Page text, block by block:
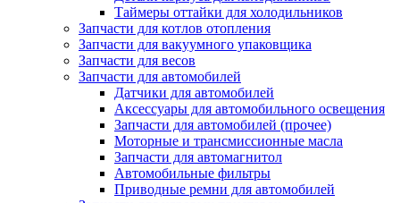
Таймеры оттайки для холодильников
Запчасти для котлов отопления
Запчасти для вакуумного упаковщика
Запчасти для весов
Запчасти для автомобилей
Датчики для автомобилей
Аксессуары для автомобильного освещения
Запчасти для автомобилей (прочее)
Моторные и трансмиссионные масла
Запчасти для автомагнитол
Автомобильные фильтры
Приводные ремни для автомобилей